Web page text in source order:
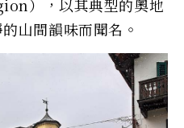
），以其典型的奧地
山間韻味而聞名。